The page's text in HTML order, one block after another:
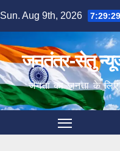
Sun. Aug 9th, 2026
जनतंत्र-सेतु
जनता का जनता के लिए